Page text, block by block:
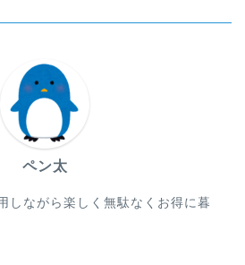
ペン太
しながら楽しく無駄なくお得に暮